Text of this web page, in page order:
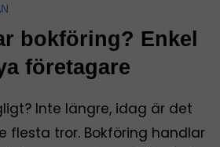
bokföring? Enkel
företagare
Inte längre, idag är det
flesta tror. Bokföring handlar